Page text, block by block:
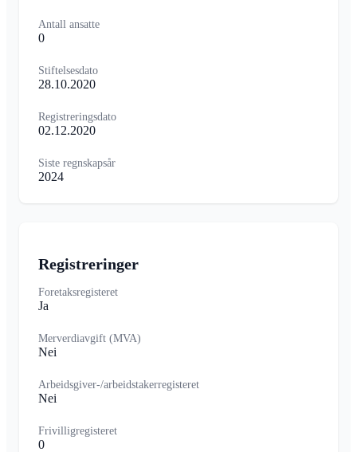
Antall ansatte
0
Stiftelsesdato
28.10.2020
Registreringsdato
02.12.2020
Siste regnskapsår
2024
Registreringer
Foretaksregisteret
Ja
Merverdiavgift (MVA)
Nei
Arbeidsgiver-/arbeidstakerregisteret
Nei
Frivilligregisteret
0